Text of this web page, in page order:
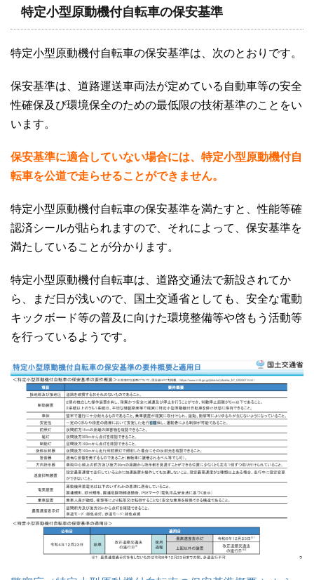
特定小型原動機付自転車の保安基準
特定小型原動機付自転車の保安基準は、次のとおりです。
保安基準は、道路運送車両法が定めている自動車等の安全
性確保及び環境保全のための最低限の技術基準のことをい
います。
保安基準に適合していない場合には、特定小型原動機付自
転車を公道で走らせることができません。
特定小型原動機付自転車の保安基準を満たすと、性能等確
認済シールが貼られますので、それによって、保安基準を
満たしていることが分かります。
特定小型原動機付自転車は、道路交通法で新設されてか
ら、まだ日が浅いので、国土交通省としても、安全な電動
キックボード等の普及に向けた環境整備等や啓もう活動等
を行っているようです。